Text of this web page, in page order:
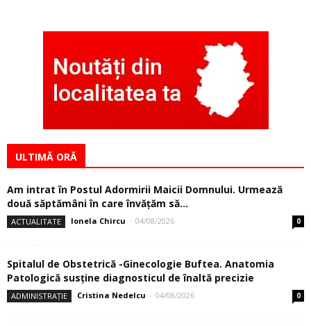
ULTIMĂ ORĂ
Am intrat în Postul Adormirii Maicii Domnului. Urmează
două săptămâni în care învăţăm să...
ACTUALITATE Ionela Chircu - 04/08/2026 0
Spitalul de Obstetrică -Ginecologie Buftea. Anatomia
Patologică susţine diagnosticul de înaltă precizie
ADMINISTRAȚIE Cristina Nedelcu - 04/08/2026 0